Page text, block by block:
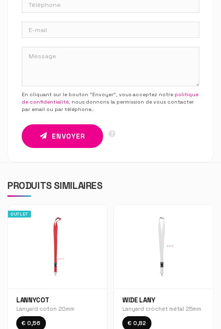
En cliquant sur le bouton “Envoyer”, vous acceptez notre politique
de confidentialité, nous donnons la permission de vous contacter
par email ou par téléphone..
ENVOYER
PRODUITS SIMILAIRES
OUTLET
LANNYCOT
Lanyard coton 20mm
€ 0,56
WIDE LANY
Lanyard crochet métal 25mm
€ 0,82